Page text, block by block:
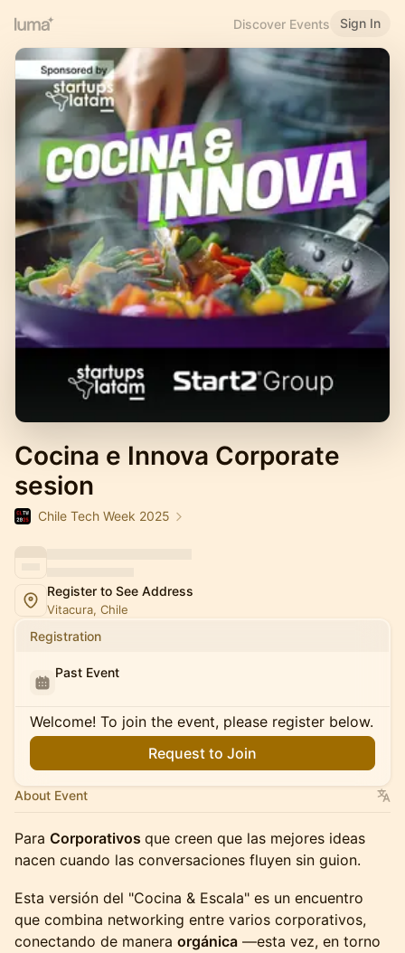
Discover Events Sign In
Cocina e Innova Corporate
sesion
Chile Tech Week 2025
Register to See Address
Vitacura, Chile
Registration
Past Event
Welcome! To join the event, please register below.
Request to Join
About Event
Para Corporativos que creen que las mejores ideas
nacen cuando las conversaciones fluyen sin guion.
Esta versión del "Cocina & Escala" es un encuentro
que combina networking entre varios corporativos,
conectando de manera orgánica —esta vez, en torno